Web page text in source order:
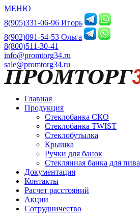
МЕНЮ
8(905)331-06-96 Игорь
8(902)091-54-53 Ольга
8(800)511-30-41
info@promtorg34.ru
sale@promtorg34.ru
Главная
Продукция
Стеклобанка СКО
Стеклобанка TWIST
Стеклобутылка
Крышка
Ручки для банок
Стеклянная банка для пива
Документация
Контакты
Расчет расстояний
Акции
Сотрудничество